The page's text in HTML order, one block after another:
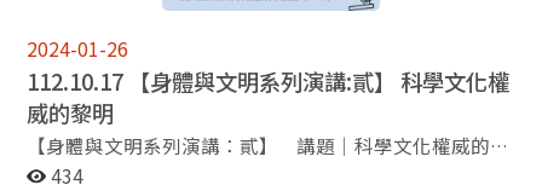
2024-01-26
112.10.17 【身體與文明系列演講:貳】 科學文化權
威的黎明
【身體與文明系列演講：貳】 講題｜科學文化權威的黎
明 講者｜雷祥麟（中央研究院近代史研究所研究員兼所 434